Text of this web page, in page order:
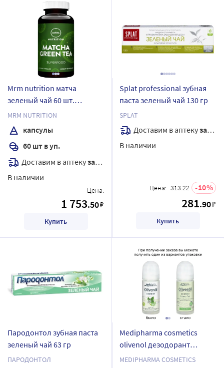
Mrm nutrition матча
зеленый чай 60 шт.
капсулы массой 630 мг
MRM NUTRITION
капсулы
60 шт в уп.
Доставим в аптекузавтра
В наличии
Цена:
1 753.50₽
Купить
Splat professional зубная
паста зеленый чай 130 гр
SPLAT
Доставим в аптекузавтра
В наличии
Цена: 313.22 10
281.90₽
Купить
Пародонтол зубная паста
зеленый чай 63 гр
ПАРОДОНТОЛ
Medipharma cosmetics
olivenol дезодорант
роликовый зеленый чай 50
MEDIPHARMA COSMETICS